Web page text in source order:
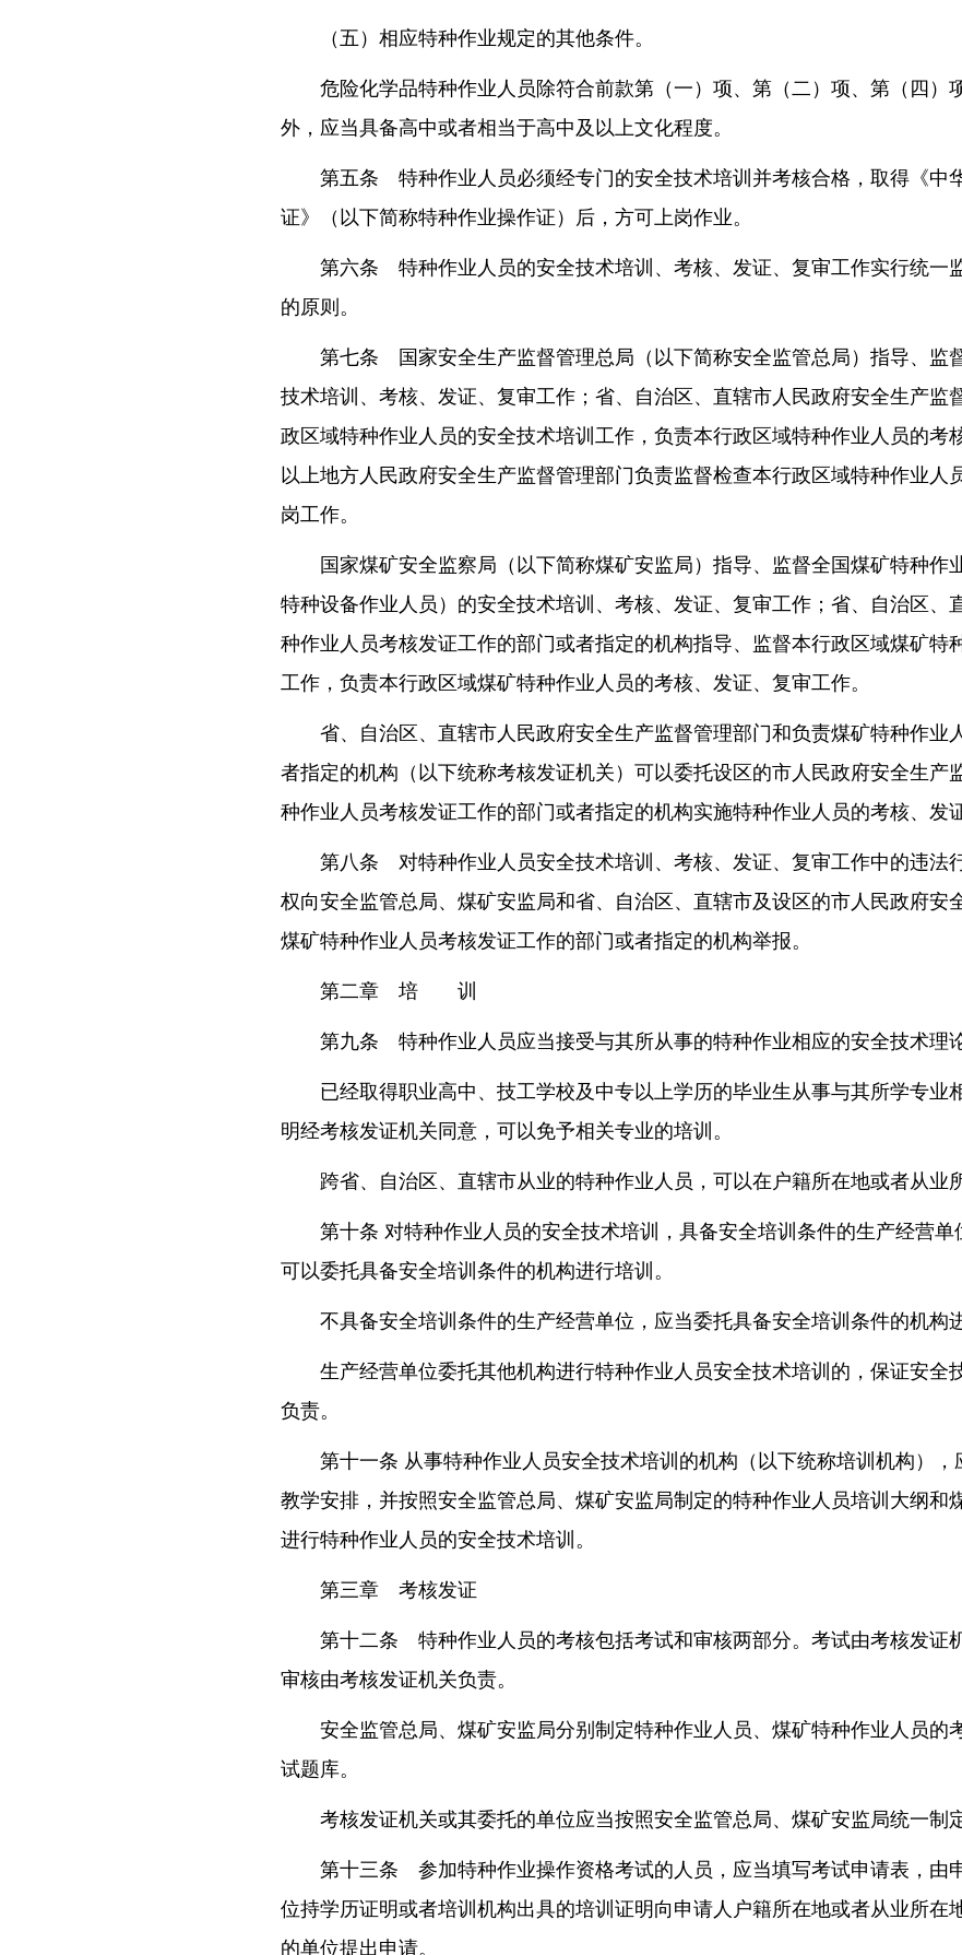
（五）相应特种作业规定的其他条件。
危险化学品特种作业人员除符合前款第（一）项、第（二）项、第（四）
外，应当具备高中或者相当于高中及以上文化程度。
第五条 特种作业人员必须经专门的安全技术培训并考核合格，取得《中
证》（以下简称特种作业操作证）后，方可上岗作业。
第六条 特种作业人员的安全技术培训、考核、发证、复审工作实行统一
的原则。
第七条 国家安全生产监督管理总局（以下简称安全监管总局）指导、监
技术培训、考核、发证、复审工作；省、自治区、直辖市人民政府安全生产监
政区域特种作业人员的安全技术培训工作，负责本行政区域特种作业人员的考
以上地方人民政府安全生产监督管理部门负责监督检查本行政区域特种作业人
岗工作。
国家煤矿安全监察局（以下简称煤矿安监局）指导、监督全国煤矿特种作
特种设备作业人员）的安全技术培训、考核、发证、复审工作；省、自治区、
种作业人员考核发证工作的部门或者指定的机构指导、监督本行政区域煤矿特
工作，负责本行政区域煤矿特种作业人员的考核、发证、复审工作。
省、自治区、直辖市人民政府安全生产监督管理部门和负责煤矿特种作业
者指定的机构（以下统称考核发证机关）可以委托设区的市人民政府安全生产
种作业人员考核发证工作的部门或者指定的机构实施特种作业人员的考核、发
第八条 对特种作业人员安全技术培训、考核、发证、复审工作中的违法
权向安全监管总局、煤矿安监局和省、自治区、直辖市及设区的市人民政府安
煤矿特种作业人员考核发证工作的部门或者指定的机构举报。
第二章 培 训
第九条 特种作业人员应当接受与其所从事的特种作业相应的安全技术理
已经取得职业高中、技工学校及中专以上学历的毕业生从事与其所学专业
明经考核发证机关同意，可以免予相关专业的培训。
跨省、自治区、直辖市从业的特种作业人员，可以在户籍所在地或者从业
第十条 对特种作业人员的安全技术培训，具备安全培训条件的生产经营
可以委托具备安全培训条件的机构进行培训。
不具备安全培训条件的生产经营单位，应当委托具备安全培训条件的机构
生产经营单位委托其他机构进行特种作业人员安全技术培训的，保证安全
负责。
第十一条 从事特种作业人员安全技术培训的机构（以下统称培训机构），
教学安排，并按照安全监管总局、煤矿安监局制定的特种作业人员培训大纲和
进行特种作业人员的安全技术培训。
第三章 考核发证
第十二条 特种作业人员的考核包括考试和审核两部分。考试由考核发证
审核由考核发证机关负责。
安全监管总局、煤矿安监局分别制定特种作业人员、煤矿特种作业人员的
试题库。
考核发证机关或其委托的单位应当按照安全监管总局、煤矿安监局统一制
第十三条 参加特种作业操作资格考试的人员，应当填写考试申请表，由
位持学历证明或者培训机构出具的培训证明向申请人户籍所在地或者从业所在
的单位提出申请。